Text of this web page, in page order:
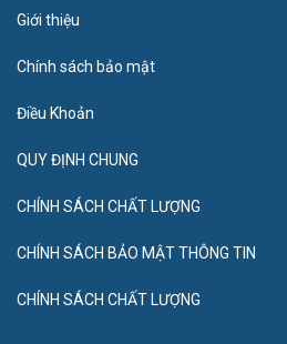
Giới thiệu
Chính sách bảo mật
Điều Khoản
QUY ĐỊNH CHUNG
CHÍNH SÁCH CHẤT LƯỢNG
CHÍNH SÁCH BẢO MẬT THÔNG TIN
CHÍNH SÁCH CHẤT LƯỢNG